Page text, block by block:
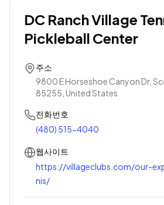
DC Ranch Village
Pickleball Center
주소
9800 E Horseshoe Canyon Dr,
85255, United States
전화번호
(480) 515-4040
웹사이트
https://villageclubs.com/our-
nis/